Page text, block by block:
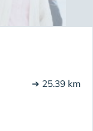
➔ 25.39 km